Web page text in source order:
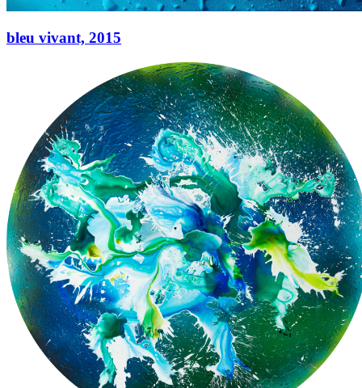
bleu vivant, 2015
Acryl auf Leinwand